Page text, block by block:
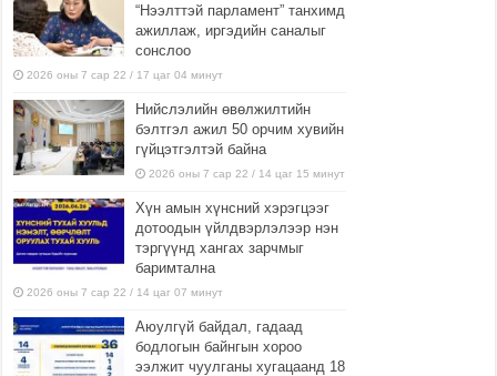
“Нээлттэй парламент” танхимд
ажиллаж, иргэдийн саналыг
сонслоо
2026 оны 7 сар 22 / 17 цаг 04 минут
Нийслэлийн өвөлжилтийн
бэлтгэл ажил 50 орчим хувийн
гүйцэтгэлтэй байна
2026 оны 7 сар 22 / 14 цаг 15 минут
Хүн амын хүнсний хэрэгцээг
дотоодын үйлдвэрлэлээр нэн
тэргүүнд хангах зарчмыг
баримтална
2026 оны 7 сар 22 / 14 цаг 07 минут
Аюулгүй байдал, гадаад
бодлогын байнгын хороо
ээлжит чуулганы хугацаанд 18